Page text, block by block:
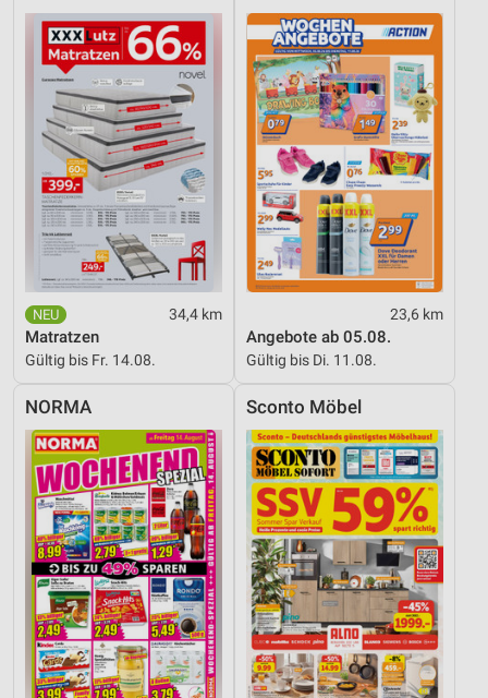
34,4 km
Matratzen
Gültig bis Fr. 14.08.
23,6 km
Angebote ab 05.08.
Gültig bis Di. 11.08.
NORMA Sconto Möbel